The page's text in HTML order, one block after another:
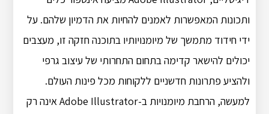
ותכונות המאפשרות לאמנים להחיות את הדמיון שלהם. על
ידי חידוד מתמשך של מיומנויותיו בתוכנה חזקה זו, מעצבים
יכולים להישאר קדימה בתחום התחרותי של עיצוב גרפי
ולהציע פתרונות חדשניים ללקוחות מכל פינות העולם.
למעשה, הרחבת מיומנויות ב-Adobe Illustrator אינה רק